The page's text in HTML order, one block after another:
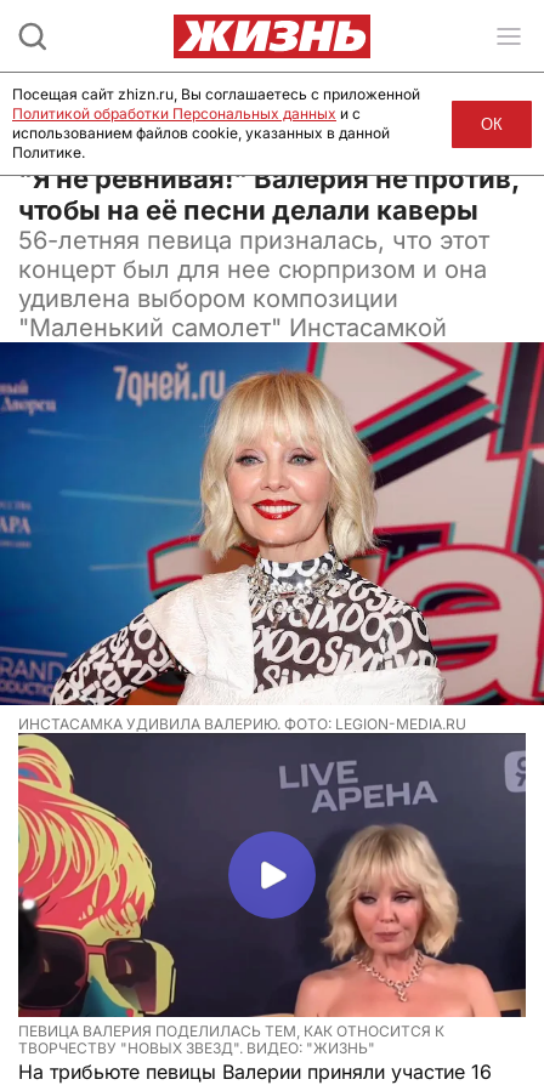
04 октября 2024, 14:30
"Я не ревнивая!" Валерия не против,
чтобы на её песни делали каверы
56-летняя певица призналась, что этот
концерт был для нее сюрпризом и она
удивлена выбором композиции
"Маленький самолет" Инстасамкой
ИНСТАСАМКА УДИВИЛА ВАЛЕРИЮ. ФОТО: LEGION-MEDIA.RU
ПЕВИЦА ВАЛЕРИЯ ПОДЕЛИЛАСЬ ТЕМ, КАК ОТНОСИТСЯ К
ТВОРЧЕСТВУ "НОВЫХ ЗВЕЗД". ВИДЕО: "ЖИЗНЬ"
На трибьюте певицы Валерии приняли участие 16
Посещая сайт zhizn.ru, Вы соглашаетесь с приложенной
Политикой обработки Персональных данных и с
использованием файлов cookie, указанных в данной
Политике.
ОК